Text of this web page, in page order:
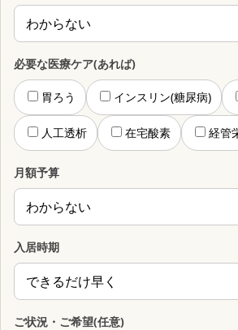
必要な医療ケア(あれば)
胃ろう インスリン(糖尿病)
人工透析 在宅酸素 経管
月額予算
入居時期
ご状況・ご希望(任意)